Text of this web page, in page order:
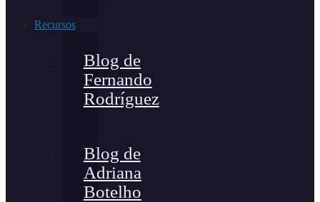
Recursos
Blog de
Fernando
Rodríguez
Blog de
Adriana
Botelho